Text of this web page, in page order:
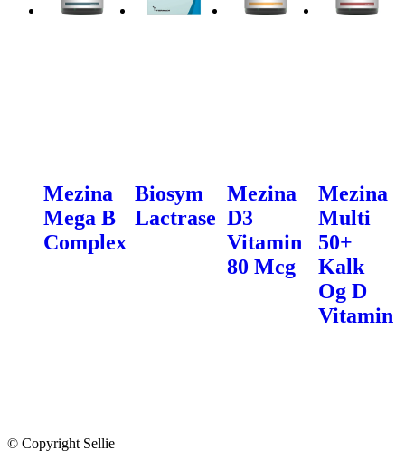
Mezina
Mega B
Complex
Biosym
Lactrase
Mezina
D3
Vitamin
80 Mcg
Mezina
Multi
50+
Kalk
Og D
Vitamin
© Copyright Sellie